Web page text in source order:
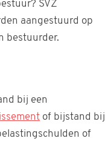
SVZ
aangestuurd op
bestuurder.
bij een
of bijstand bij
of